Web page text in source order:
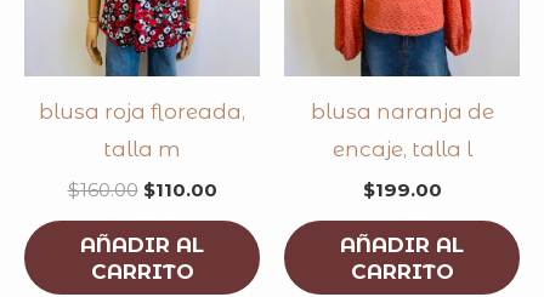
blusa roja floreada,
talla m
$160.00 $110.00
AÑADIR AL
CARRITO
blusa naranja de
encaje, talla l
$199.00
AÑADIR AL
CARRITO